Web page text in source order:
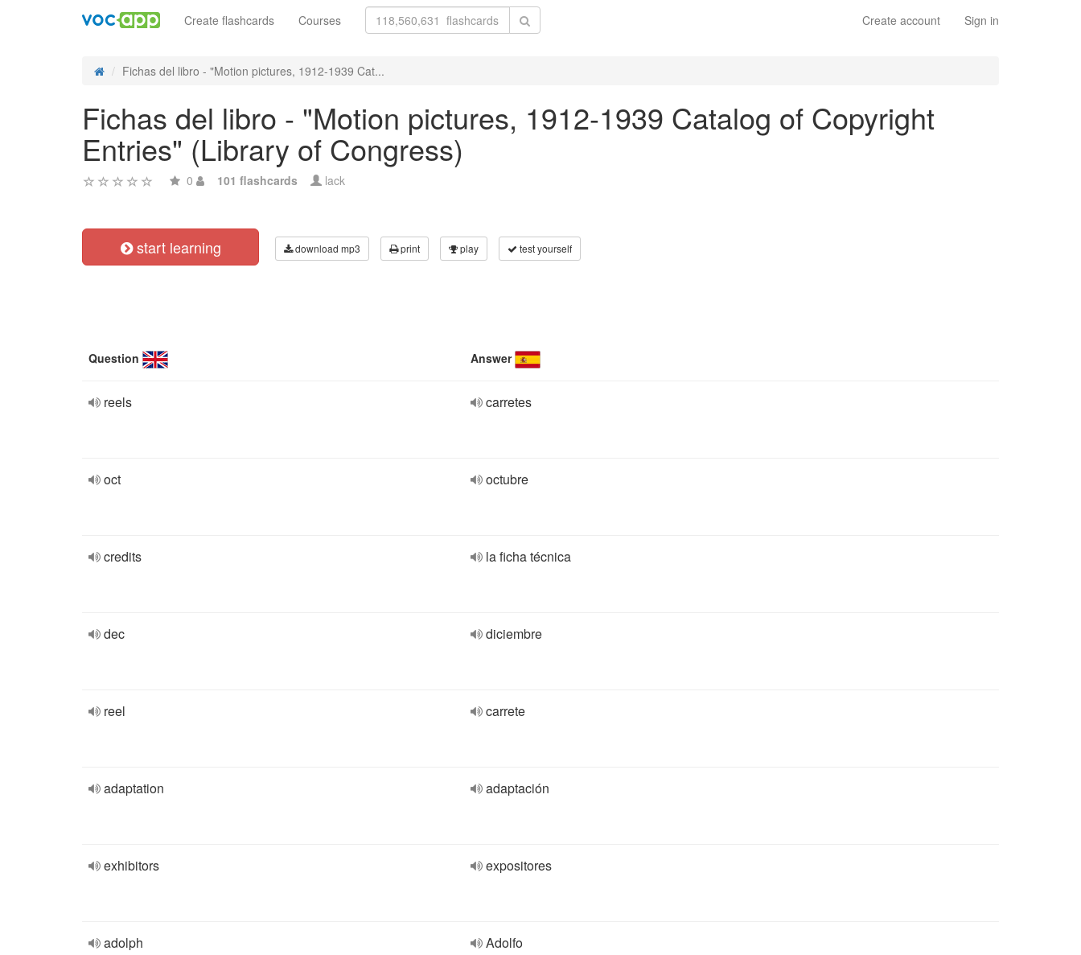
Create account Sign in
Create flashcards Courses
Fichas del libro - "Motion pictures, 1912-1939 Cat...
Fichas del libro - "Motion pictures, 1912-1939 Catalog of Copyright
Entries" (Library of Congress)
0 101 flashcards lack
start learning download mp3 print play test yourself
Question Answer
reels carretes
oct octubre
credits la ficha técnica
dec diciembre
reel carrete
adaptation adaptación
exhibitors expositores
adolph Adolfo